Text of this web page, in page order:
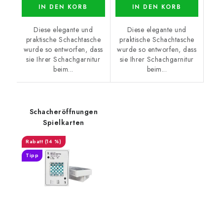
IN DEN KORB
Diese elegante und
praktische Schachtasche
wurde so entworfen, dass
sie Ihrer Schachgarnitur
beim...
IN DEN KORB
Diese elegante und
praktische Schachtasche
wurde so entworfen, dass
sie Ihrer Schachgarnitur
beim...
Schacheröffnungen
Spielkarten
(14 %)
Tipp